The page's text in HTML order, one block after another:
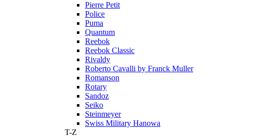
Pierre Petit
Police
Puma
Quantum
Reebok
Reebok Classic
Rivaldy
Roberto Cavalli by Franck Muller
Romanson
Rotary
Sandoz
Seiko
Steinmeyer
Swiss Military Hanowa
T-Z